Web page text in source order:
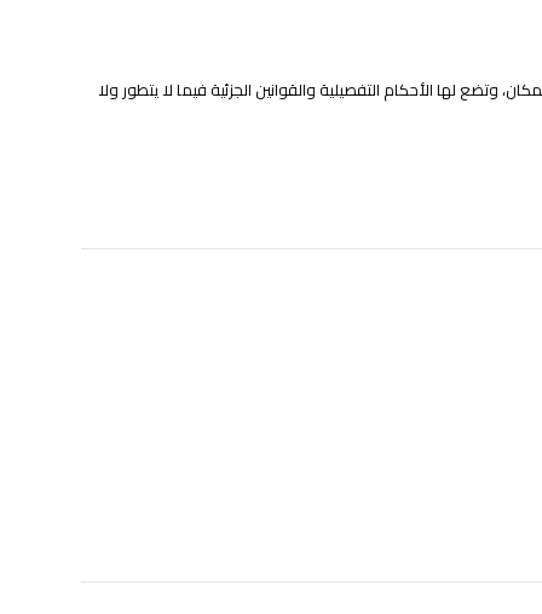
وتضع لها الأحكام التفصيلية والقوانين الجزئية فيما لا يتطور ولا